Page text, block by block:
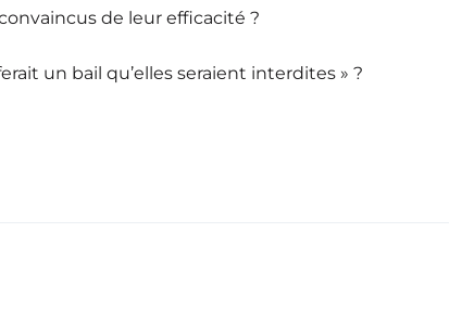
de leur efficacité ?
un bail qu’elles seraient interdites » ?